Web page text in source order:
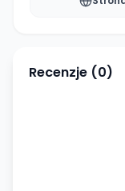
Recenzje (0)